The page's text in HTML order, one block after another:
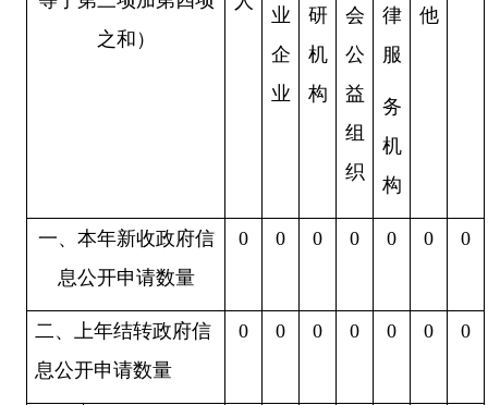
之和）
业
企
业
研
机
构
会
公
益
组
织
律
服
务
机
构
他
一、本年新收政府信
息公开申请数量
0 0 0 0 0 0 0
二、上年结转政府信
息公开申请数量
0 0 0 0 0 0 0